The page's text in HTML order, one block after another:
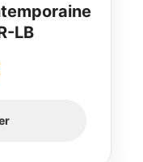
LB